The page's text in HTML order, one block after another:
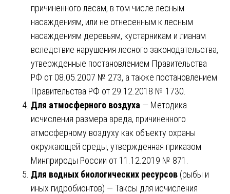
причиненного лесам, в том числе лесным
насаждениям, или не отнесенным к лесным
насаждениям деревьям, кустарникам и лианам
вследствие нарушения лесного законодательства,
утвержденные постановлением Правительства
РФ от 08.05.2007 № 273, а также постановлением
Правительства РФ от 29.12.2018 № 1730.
Для атмосферного воздуха — Методика
исчисления размера вреда, причиненного
атмосферному воздуху как объекту охраны
окружающей среды, утвержденная приказом
Минприроды России от 11.12.2019 № 871.
Для водных биологических ресурсов (рыбы и
иных гидробионтов) — Таксы для исчисления